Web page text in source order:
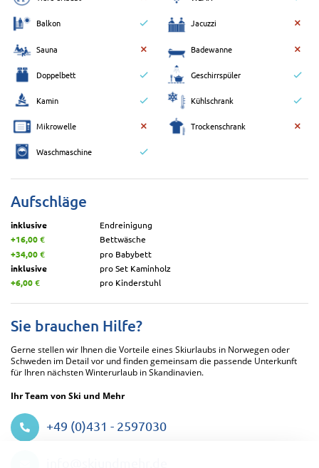
Balkon Jacuzzi
Sauna Badewanne
Doppelbett Geschirrspüler
Kamin Kühlschrank
Mikrowelle Trockenschrank
Waschmaschine
Aufschläge
inklusive
Endreinigung
+16,00 €
Bettwäsche
+34,00 €
pro Babybett
inklusive
pro Set Kaminholz
+6,00 €
pro Kinderstuhl
Sie brauchen Hilfe?
Gerne stellen wir Ihnen die Vorteile eines Skiurlaubs in Norwegen oder
Schweden im Detail vor und finden gemeinsam die passende Unterkunft
für Ihren nächsten Winterurlaub in Skandinavien.
Ihr Team von Ski und Mehr
+49 (0)431 - 2597030